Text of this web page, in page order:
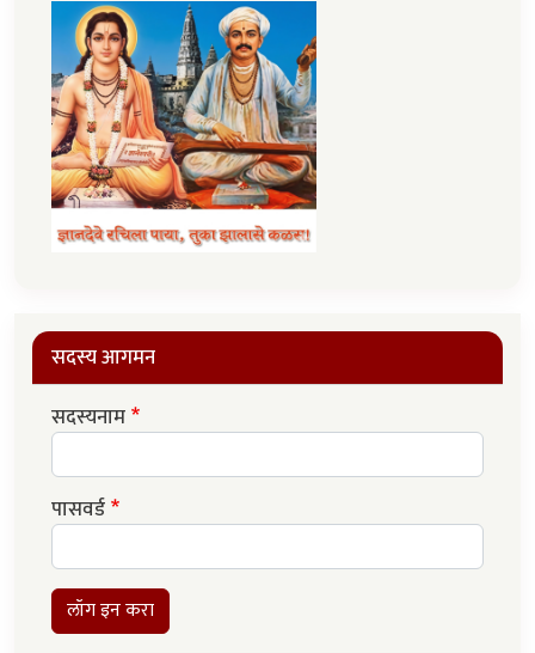
सदस्य आगमन
सदस्यनाम
पासवर्ड
लॉग इन करा